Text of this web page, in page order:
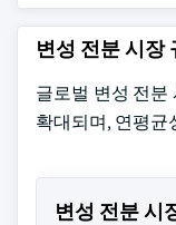
변성 전분 시장
글로벌 변성 전분
확대되며, 연평균
변성 전분 시